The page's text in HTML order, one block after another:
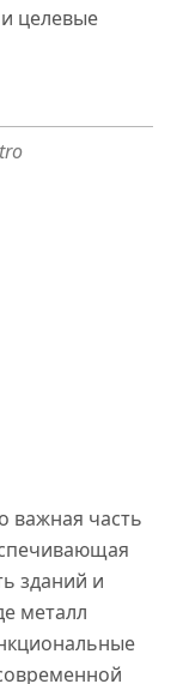
целевые
важная часть
зданий и
металл